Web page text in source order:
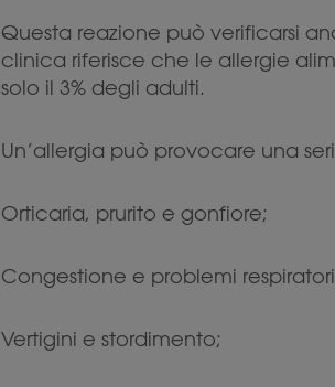
Questa reazione può verificarsi
clinica riferisce che le allergie
solo il 3% degli adulti.
Un’allergia può provocare una
Orticaria, prurito e gonfiore;
Congestione e problemi
Vertigini e stordimento;